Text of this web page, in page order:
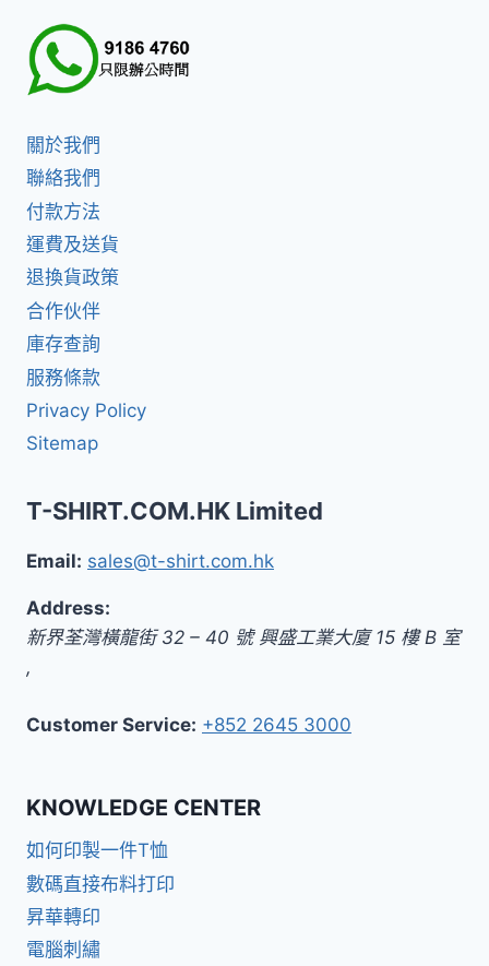
關於我們
聯絡我們
付款方法
運費及送貨
退換貨政策
合作伙伴
庫存查詢
服務條款
Privacy Policy
Sitemap
T-SHIRT.COM.HK Limited
Email: sales@t-shirt.com.hk
Address:
新界荃灣橫龍街 32 – 40 號 興盛工業大廈 15 樓 B 室
,
Customer Service: +852 2645 3000
KNOWLEDGE CENTER
如何印製一件T恤
數碼直接布料打印
昇華轉印
電腦刺繡